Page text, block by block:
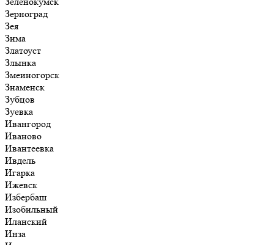
Зерноград
Зея
Зима
Златоуст
Злынка
Змеиногорск
Знаменск
Зубцов
Зуевка
Ивангород
Иваново
Ивантеевка
Ивдель
Игарка
Ижевск
Избербаш
Изобильный
Иланский
Инза